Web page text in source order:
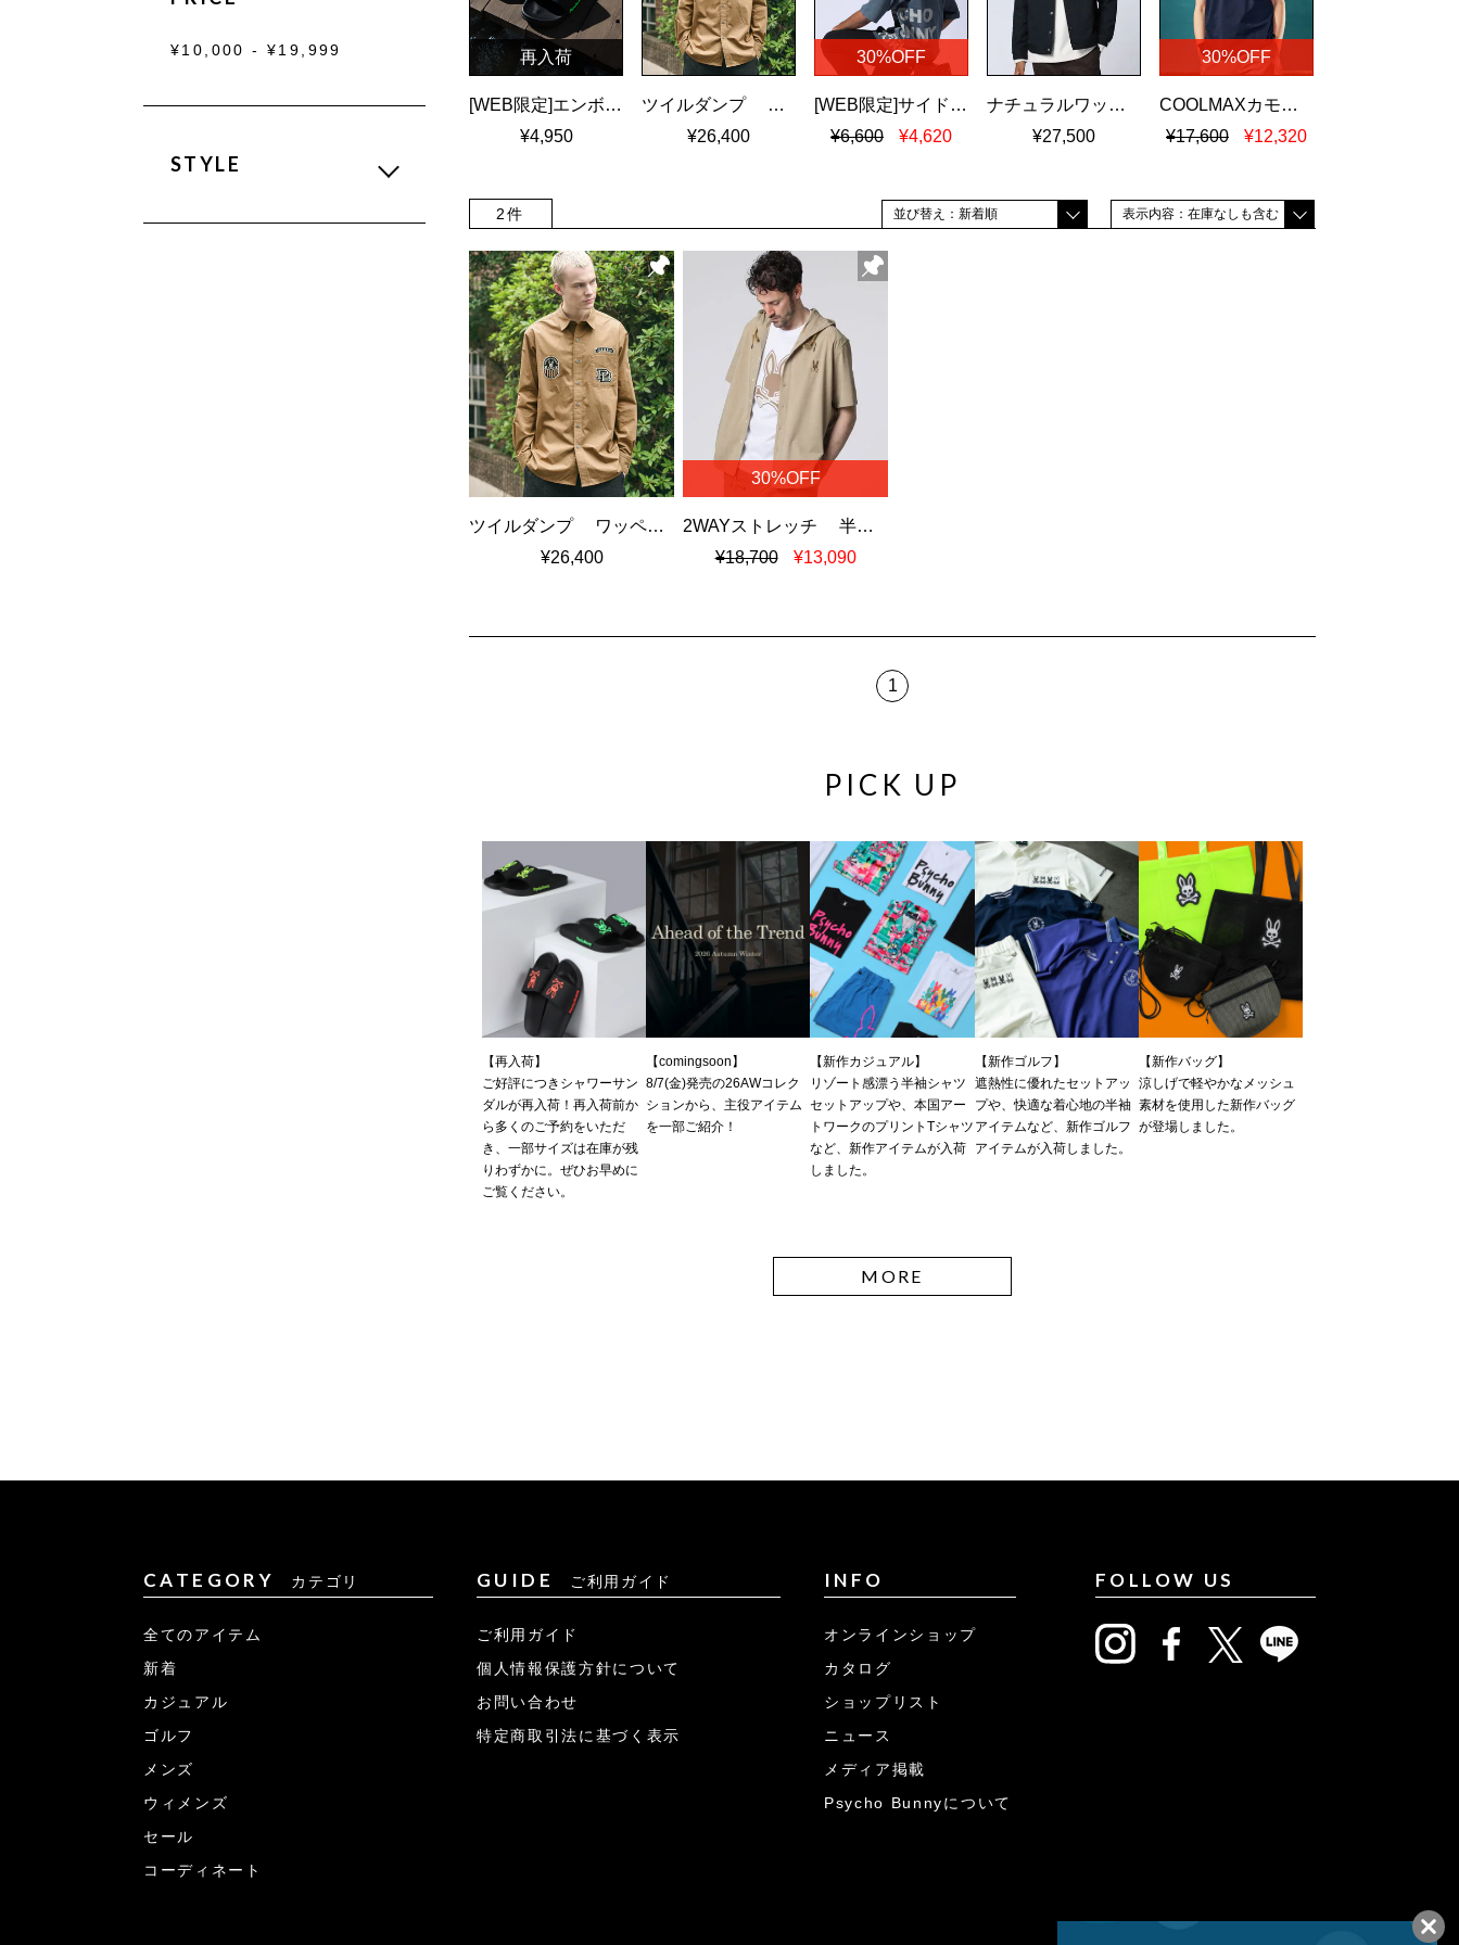
再入荷
[WEB限定]エンボスカラーロゴ シャワーサンダル
¥4,950
ツイルダンプ ワッペン刺繍ワッシャーシャツ
¥26,400
30%OFF
[WEB限定]サイドロゴ ビッグシルエット Tシャツ
¥6,600
¥4,620
ナチュラルワッシャーツイル トラッカージャケット
¥27,500
30%OFF
COOLMAXカモフラバニー 鹿の子ポロシャツ
¥17,600
¥12,320
2件 並び替え：新着順 表示内容：在庫なしも含む
ツイルダンプ ワッペン刺繍ワッシャーシャツ
¥26,400
30%OFF
2WAYストレッチ 半袖フーディシャツ
¥18,700
¥13,090
1
PICK UP
【再入荷】
ご好評につきシャワーサン
ダルが再入荷！再入荷前か
ら多くのご予約をいただ
き、一部サイズは在庫が残
りわずかに。ぜひお早めに
ご覧ください。
【comingsoon】
8/7(金)発売の26AWコレク
ションから、主役アイテム
を一部ご紹介！
【新作カジュアル】
リゾート感漂う半袖シャツ
セットアップや、本国アー
トワークのプリントTシャツ
など、新作アイテムが入荷
しました。
【新作ゴルフ】
遮熱性に優れたセットアッ
プや、快適な着心地の半袖
アイテムなど、新作ゴルフ
アイテムが入荷しました。
【新作バッグ】
涼しげで軽やかなメッシュ
素材を使用した新作バッグ
が登場しました。
MORE
¥10,000 - ¥19,999
STYLE
CATEGORY カテゴリ
全てのアイテム
新着
カジュアル
ゴルフ
メンズ
ウィメンズ
セール
コーディネート
GUIDE ご利用ガイド
ご利用ガイド
個人情報保護方針について
お問い合わせ
特定商取引法に基づく表示
INFO
オンラインショップ
カタログ
ショップリスト
ニュース
メディア掲載
Psycho Bunnyについて
FOLLOW US